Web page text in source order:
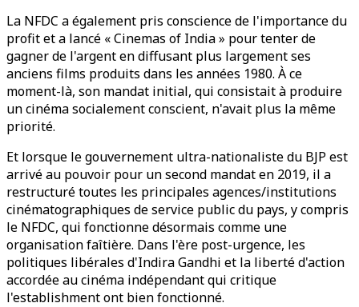
La NFDC a également pris conscience de l'importance du
profit et a lancé « Cinemas of India » pour tenter de
gagner de l'argent en diffusant plus largement ses
anciens films produits dans les années 1980. À ce
moment-là, son mandat initial, qui consistait à produire
un cinéma socialement conscient, n'avait plus la même
priorité.
Et lorsque le gouvernement ultra-nationaliste du BJP est
arrivé au pouvoir pour un second mandat en 2019, il a
restructuré toutes les principales agences/institutions
cinématographiques de service public du pays, y compris
le NFDC, qui fonctionne désormais comme une
organisation faîtière. Dans l'ère post-urgence, les
politiques libérales d'Indira Gandhi et la liberté d'action
accordée au cinéma indépendant qui critique
l'establishment ont bien fonctionné.